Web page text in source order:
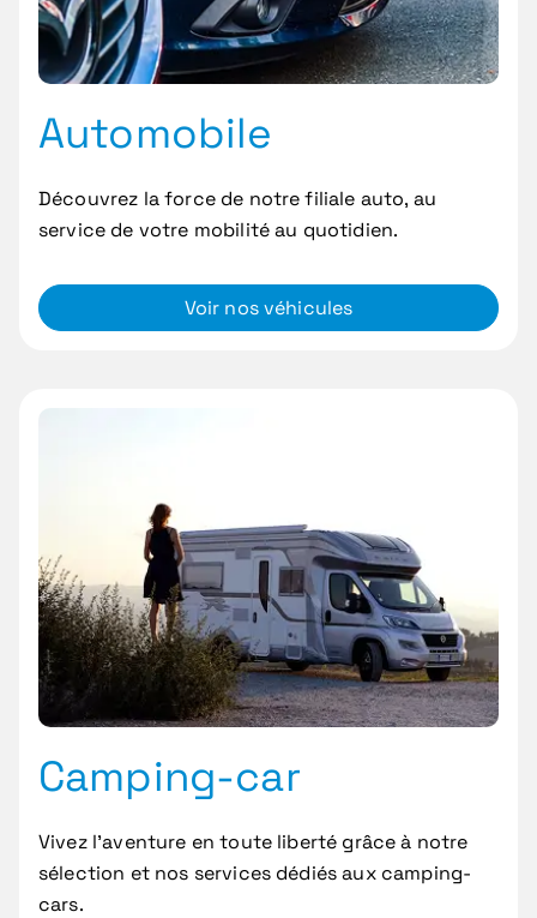
Automobile
Découvrez la force de notre filiale auto, au
service de votre mobilité au quotidien.
Voir nos véhicules
Camping-car
Vivez l’aventure en toute liberté grâce à notre
sélection et nos services dédiés aux camping-
cars.